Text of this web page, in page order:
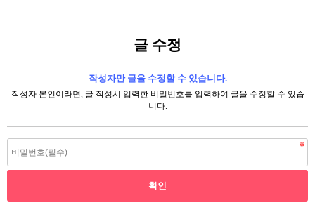
글 수정
작성자만 글을 수정할 수 있습니다.
작성자 본인이라면, 글 작성시 입력한 비밀번호를 입력하여 글을 수정할 수 있습
니다.